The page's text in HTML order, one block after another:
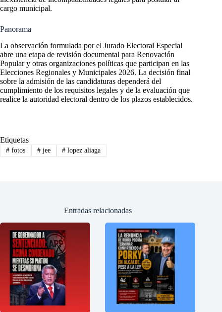
cargo municipal.
Panorama
La observación formulada por el Jurado Electoral Especial
abre una etapa de revisión documental para Renovación
Popular y otras organizaciones políticas que participan en las
Elecciones Regionales y Municipales 2026. La decisión final
sobre la admisión de las candidaturas dependerá del
cumplimiento de los requisitos legales y de la evaluación que
realice la autoridad electoral dentro de los plazos establecidos.
Etiquetas
#fotos #jee # lopez aliaga
Entradas relacionadas